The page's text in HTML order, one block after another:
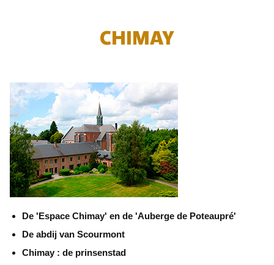
CHIMAY
De 'Espace Chimay' en de 'Auberge de Poteaupré'
De abdij van Scourmont
Chimay : de prinsenstad